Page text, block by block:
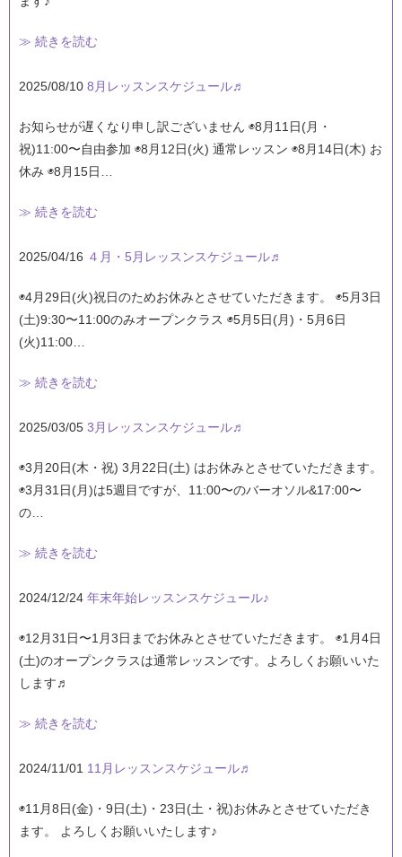
≫ 続きを読む
2025/08/10 8月レッスンスケジュール♬
お知らせが遅くなり申し訳ございません ◉8月11日(月・
祝)11:00〜自由参加 ◉8月12日(火) 通常レッスン ◉8月14日(木) お
休み ◉8月15日…
≫ 続きを読む
2025/04/16 ４月・5月レッスンスケジュール♬
◉4月29日(火)祝日のためお休みとさせていただきます。 ◉5月3日
(土)9:30〜11:00のみオープンクラス ◉5月5日(月)・5月6日
(火)11:00…
≫ 続きを読む
2025/03/05 3月レッスンスケジュール♬
◉3月20日(木・祝) 3月22日(土) はお休みとさせていただきます。
◉3月31日(月)は5週目ですが、11:00〜のバーオソル&17:00〜
の…
≫ 続きを読む
2024/12/24 年末年始レッスンスケジュール♪
◉12月31日〜1月3日までお休みとさせていただきます。 ◉1月4日
(土)のオープンクラスは通常レッスンです。よろしくお願いいた
します♬
≫ 続きを読む
2024/11/01 11月レッスンスケジュール♬
◉11月8日(金)・9日(土)・23日(土・祝)お休みとさせていただき
ます。 よろしくお願いいたします♪